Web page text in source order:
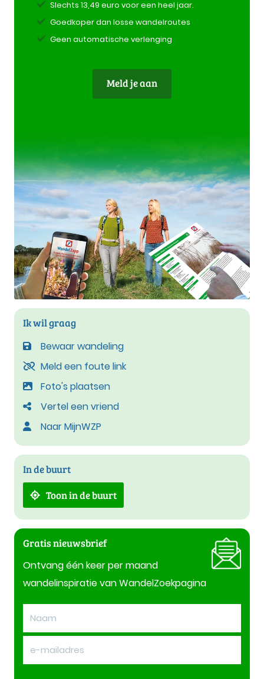
Slechts 13,49 euro voor een heel jaar.
Goedkoper dan losse wandelroutes
Geen automatische verlenging
Meld je aan
Ik wil graag
Bewaar wandeling
Meld een foute link
Foto's plaatsen
Vertel een vriend
Naar MijnWZP
In de buurt
Toon in de buurt
Gratis nieuwsbrief
Ontvang één keer per maand
wandelinspiratie van WandelZoekpagina